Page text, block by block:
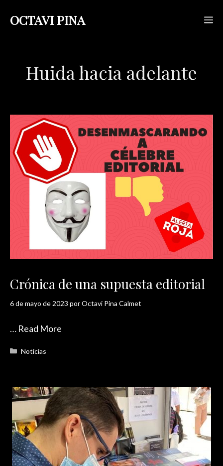
OCTAVI PINA
Huida hacia adelante
Crónica de una supuesta editorial
6 de mayo de 2023 porOctavi Pina Calmet
… Read More
Categorías
Noticias